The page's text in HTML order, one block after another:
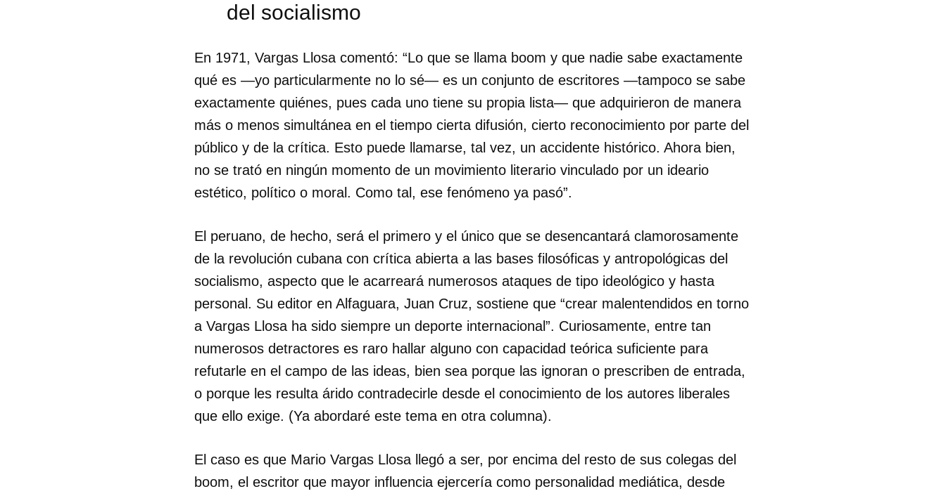
Guardar como favorito
Para poder guardar como favorito, primero has de iniciar sesión con tu
cuenta de 14ymedio.
del socialismo
En 1971, Vargas Llosa comentó: “Lo que se llama boom y que nadie sabe exactamente
qué es —yo particularmente no lo sé— es un conjunto de escritores —tampoco se sabe
exactamente quiénes, pues cada uno tiene su propia lista— que adquirieron de manera
más o menos simultánea en el tiempo cierta difusión, cierto reconocimiento por parte del
público y de la crítica. Esto puede llamarse, tal vez, un accidente histórico. Ahora bien,
no se trató en ningún momento de un movimiento literario vinculado por un ideario
estético, político o moral. Como tal, ese fenómeno ya pasó”.
El peruano, de hecho, será el primero y el único que se desencantará clamorosamente
de la revolución cubana con crítica abierta a las bases filosóficas y antropológicas del
socialismo, aspecto que le acarreará numerosos ataques de tipo ideológico y hasta
personal. Su editor en Alfaguara, Juan Cruz, sostiene que “crear malentendidos en torno
a Vargas Llosa ha sido siempre un deporte internacional”. Curiosamente, entre tan
numerosos detractores es raro hallar alguno con capacidad teórica suficiente para
refutarle en el campo de las ideas, bien sea porque las ignoran o prescriben de entrada,
o porque les resulta árido contradecirle desde el conocimiento de los autores liberales
que ello exige. (Ya abordaré este tema en otra columna).
El caso es que Mario Vargas Llosa llegó a ser, por encima del resto de sus colegas del
boom, el escritor que mayor influencia ejercería como personalidad mediática, desde